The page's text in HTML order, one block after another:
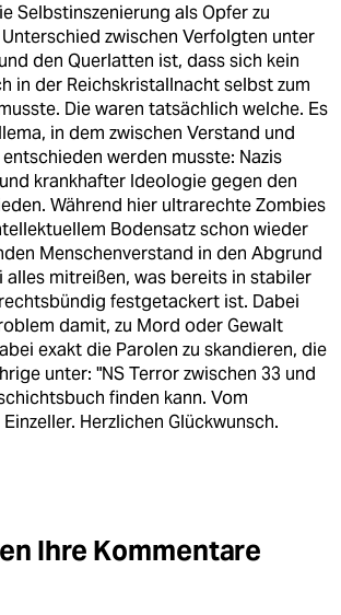
Selbstinszenierung als Opfer zu
zwischen Verfolgten unter
den Querlatten ist, dass sich kein
in der Reichskristallnacht selbst zum
Die waren tatsächlich welche. Es
in dem zwischen Verstand und
werden musste: Nazis
krankhafter Ideologie gegen den
Während hier ultrarechte Zombies
Bodensatz schon wieder
Menschenverstand in den Abgrund
alles mitreißen, was bereits in stabiler
festgetackert ist. Dabei
damit, zu Mord oder Gewalt
exakt die Parolen zu skandieren, die
unter: "NS Terror zwischen 33 und
finden kann. Vom
Herzlichen Glückwunsch.
Ihre Kommentare